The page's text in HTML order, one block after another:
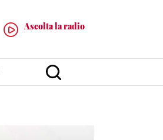
Ascolta la radio